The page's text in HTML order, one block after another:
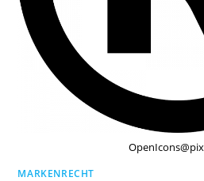
MARKENRECHT